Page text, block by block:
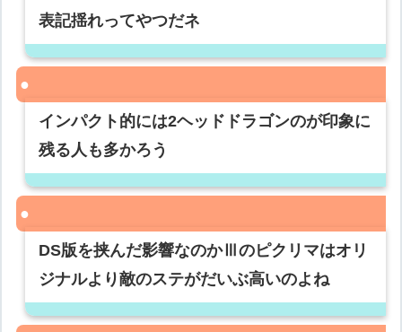
表記揺れってやつだネ
インパクト的には2ヘッドドラゴンのが印象に
残る人も多かろう
DS版を挟んだ影響なのかⅢのピクリマはオリ
ジナルより敵のステがだいぶ高いのよね